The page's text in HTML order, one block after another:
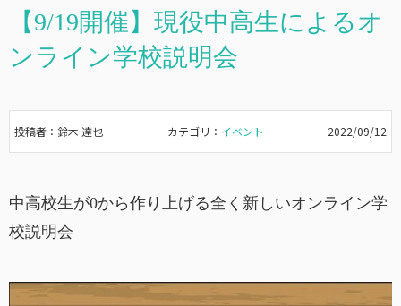
【9/19開催】現役中高生によるオ
ンライン学校説明会
投稿者：鈴木 達也 カテゴリ： イベント 2022/09/12
中高校生が0から作り上げる全く新しいオンライン学
校説明会